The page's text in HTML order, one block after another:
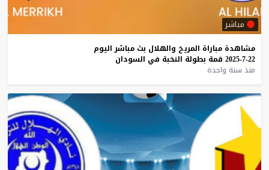
مباشر
مشاهدة مباراة المريخ والهلال بث مباشر اليوم
22-7-2025
قمة بطولة النخبة في السودان
منذ سنة واحدة